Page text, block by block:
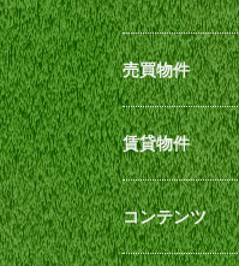
売買物件
賃貸物件
コンテンツ